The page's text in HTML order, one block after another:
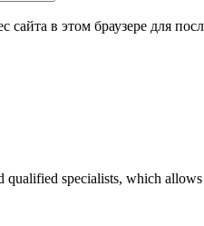
сайта в этом браузере для
qualified specialists, which